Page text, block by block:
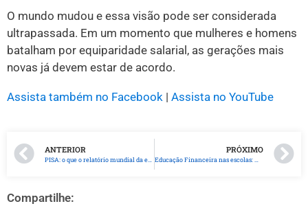
O mundo mudou e essa visão pode ser considerada
ultrapassada. Em um momento que mulheres e homens
batalham por equiparidade salarial, as gerações mais
novas já devem estar de acordo.
Assista também no Facebook | Assista no YouTube
ANTERIOR
PISA: o que o relatório mundial da educação tem a dizer sobre o Brasil?
PRÓXIMO
Educação Financeira nas escolas: mais que a obrigatoriedade, necessidade
Compartilhe: